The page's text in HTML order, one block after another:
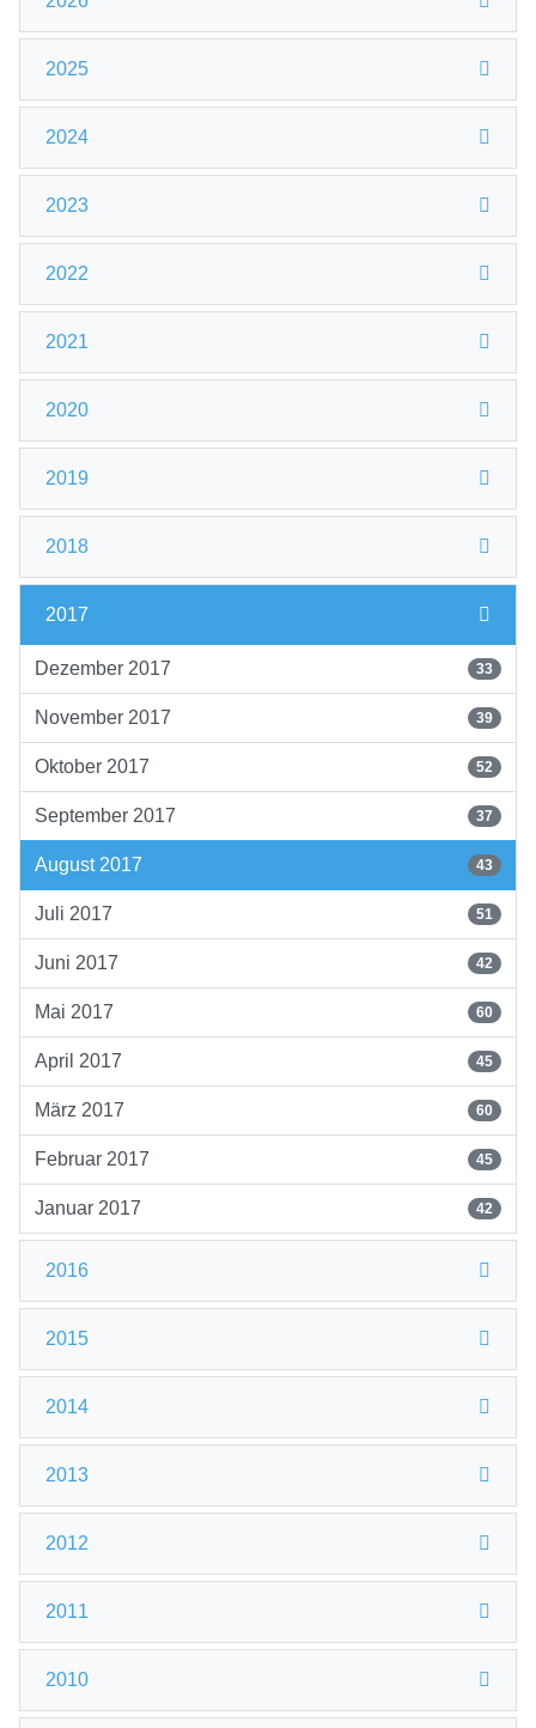
2025
2024
2023
2022
2021
2020
2019
2018
2017
Dezember 2017 33
November 2017 39
Oktober 2017 52
September 2017 37
August 2017 43
Juli 2017 51
Juni 2017 42
Mai 2017 60
April 2017 45
März 2017 60
Februar 2017 45
Januar 2017 42
2016
2015
2014
2013
2012
2011
2010